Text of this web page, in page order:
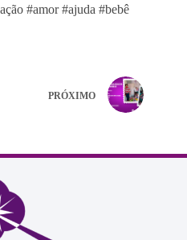
#amor #ajuda #bebê
PRÓXIMO